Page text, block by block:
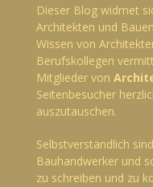
Dieser Blog widmet
Architekten und
Wissen von
Berufskollegen
Mitglieder von
Seitenbesucher
auszutauschen.
Selbstverständlich
Bauhandwerker und
zu schreiben und zu